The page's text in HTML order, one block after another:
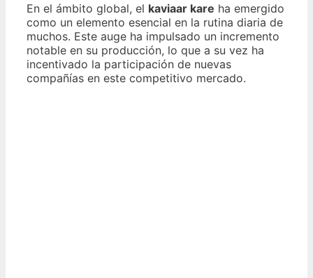
En el ámbito global, el kaviaar kare ha emergido
como un elemento esencial en la rutina diaria de
muchos. Este auge ha impulsado un incremento
notable en su producción, lo que a su vez ha
incentivado la participación de nuevas
compañías en este competitivo mercado.